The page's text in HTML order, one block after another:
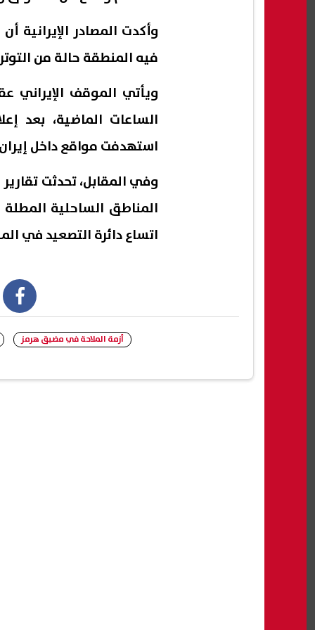
وأكدت المصادر
فيه المنطقة حالة من
ويأتي الموقف الإيراني
الساعات الماضية، بعد
استهدفت مواقع داخل
وفي المقابل، تحدثت
المناطق الساحلية
اتساع دائرة التصعيد في
أزمة الملاحة في مضيق هرمز